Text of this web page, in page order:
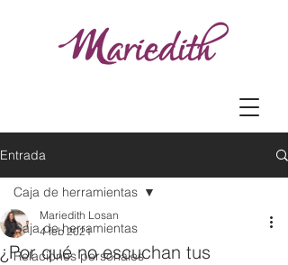
Entrada
Caja de herramientas
Relaciones personales
Caja de herramientas
¿Por qué no escuchan tus
Mariedith Losan
4 feb 2021